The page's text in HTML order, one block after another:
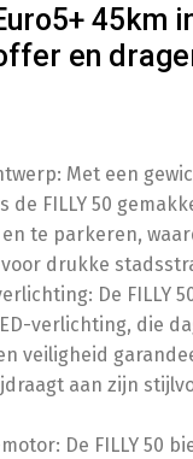
( +€ 50.00
€
op ±34 km/u
45km
en
Met een
de FILLY 50
te parkeren,
drukke
De FILLY
verlichting, die
veiligheid
aan zijn
De FILLY 50